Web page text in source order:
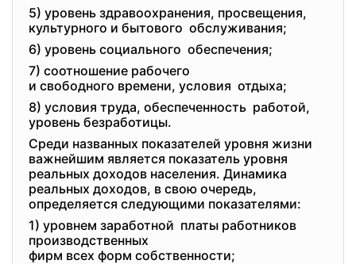
5) уровень здравоохранения, просвещения,
культурного и бытового обслуживания;
6) уровень социального обеспечения;
7) соотношение рабочего
и свободного времени, условия отдыха;
8) условия труда, обеспеченность работой,
уровень безработицы.
Среди названных показателей уровня жизни
важнейшим является показатель уровня
реальных доходов населения. Динамика
реальных доходов, в свою очередь,
определяется следующими показателями:
1) уровнем заработной платы работников
производственных
фирм всех форм собственности;